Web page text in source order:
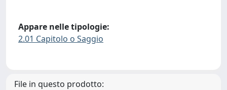
Appare nelle tipologie:
2.01 Capitolo o Saggio
File in questo prodotto: